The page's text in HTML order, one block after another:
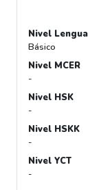
Nivel Lengua
Básico
Nivel MCER
-
Nivel HSK
-
Nivel HSKK
-
Nivel YCT
-